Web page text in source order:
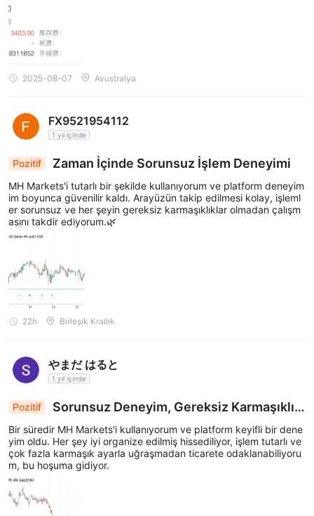
2025-08-07 Avustralya
FX9521954112
1 yıl içinde
Pozitif Zaman İçinde Sorunsuz İşlem Deneyimi
MH Markets'i tutarlı bir şekilde kullanıyorum ve platform deneyim
im boyunca güvenilir kaldı. Arayüzün takip edilmesi kolay, işleml
er sorunsuz ve her şeyin gereksiz karmaşıklıklar olmadan çalışm
asını takdir ediyorum.🌿
22h Birleşik Krallık
やまだ はると
1 yıl içinde
Pozitif
Sorunsuz Deneyim, Gereksiz Karmaşıklık
Olmadan
Bir süredir MH Markets'i kullanıyorum ve platform keyifli bir dene
yim oldu. Her şey iyi organize edilmiş hissediliyor, işlem tutarlı ve
çok fazla karmaşık ayarla uğraşmadan ticarete odaklanabiliyoru
m, bu hoşuma gidiyor.